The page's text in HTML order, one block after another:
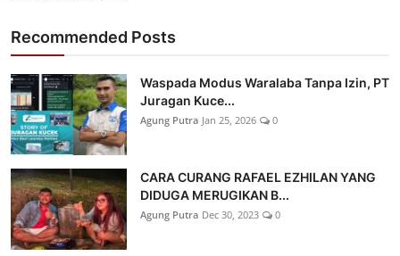
Recommended Posts
Waspada Modus Waralaba Tanpa Izin, PT
Juragan Kuce...
Agung Putra Jan 25, 2026 0
CARA CURANG RAFAEL EZHILAN YANG
DIDUGA MERUGIKAN B...
Agung Putra Dec 30, 2023 0